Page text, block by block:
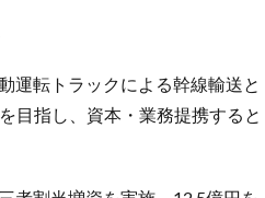
運転トラックによる幹線輸送と
目指し、資本・業務提携すると